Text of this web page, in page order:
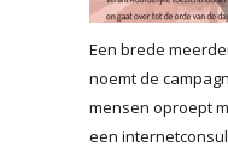
Een brede
noemt de
mensen oproept
een